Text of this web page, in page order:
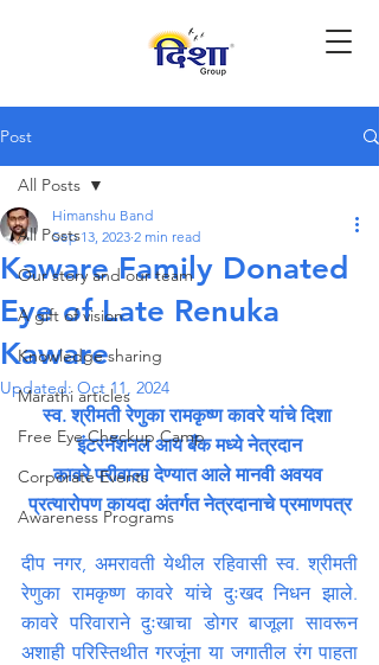
Post
All Posts
Our story and our team
A gift of vision
Knowledge sharing
Marathi articles
Free Eye Checkup Camp
Corporate Events
Awareness Programs
All Posts
Kaware Family Donated
Eye of Late Renuka
Kaware
Himanshu Band
Sep 13, 2023 2 min read
Updated:Oct 11, 2024
स्व. श्रीमती रेणुका रामकृष्ण कावरे यांचे दिशा
इंटरनॅशनल आय बँक मध्ये नेत्रदान
कावरे परीवाला देण्यात आले मानवी अवयव
प्रत्यारोपण कायदा अंतर्गत नेत्रदानाचे प्रमाणपत्र
दीप नगर, अमरावती येथील रहिवासी स्व. श्रीमती
रेणुका रामकृष्ण कावरे यांचे दुःखद निधन झाले.
कावरे परिवाराने दुःखाचा डोगर बाजूला सावरून
अशाही परिस्तिथीत गरजूंना या जगातील रंग पाहता